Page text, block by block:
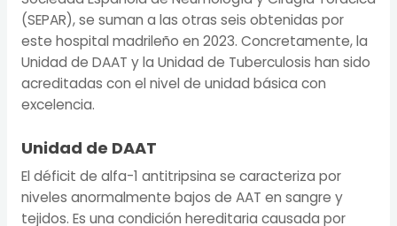
(SEPAR), se suman a las otras seis obtenidas por
este hospital madrileño en 2023. Concretamente, la
Unidad de DAAT y la Unidad de Tuberculosis han sido
acreditadas con el nivel de unidad básica con
excelencia.
Unidad de DAAT
El déficit de alfa-1 antitripsina se caracteriza por
niveles anormalmente bajos de AAT en sangre y
tejidos. Es una condición hereditaria causada por